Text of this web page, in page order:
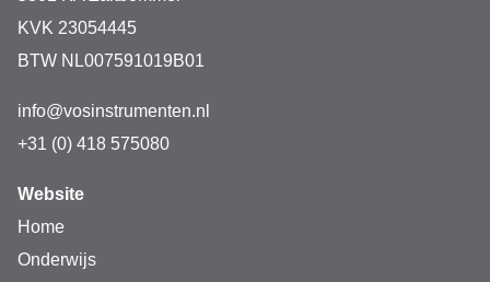
KVK 23054445
BTW NL007591019B01
info@vosinstrumenten.nl
+31 (0) 418 575080
Website
Home
Onderwijs